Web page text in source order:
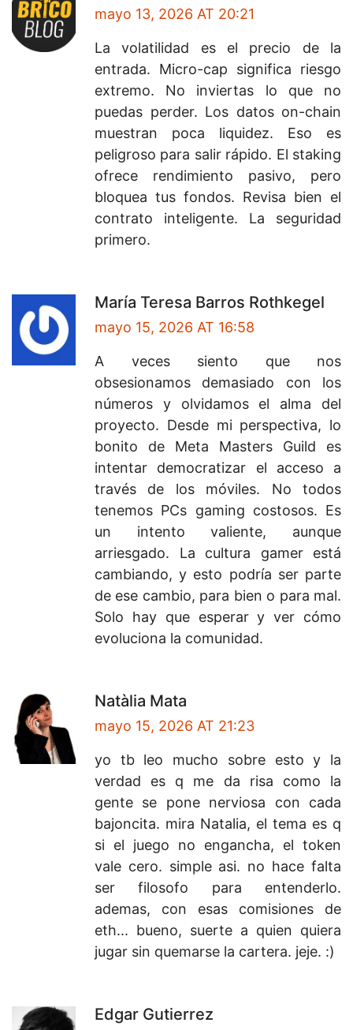
mayo 13, 2026 AT 20:21
La volatilidad es el precio de la
entrada. Micro-cap significa riesgo
extremo. No inviertas lo que no
puedas perder. Los datos on-chain
muestran poca liquidez. Eso es
peligroso para salir rápido. El staking
ofrece rendimiento pasivo, pero
bloquea tus fondos. Revisa bien el
contrato inteligente. La seguridad
primero.
María Teresa Barros Rothkegel
mayo 15, 2026 AT 16:58
A veces siento que nos
obsesionamos demasiado con los
números y olvidamos el alma del
proyecto. Desde mi perspectiva, lo
bonito de Meta Masters Guild es
intentar democratizar el acceso a
través de los móviles. No todos
tenemos PCs gaming costosos. Es
un intento valiente, aunque
arriesgado. La cultura gamer está
cambiando, y esto podría ser parte
de ese cambio, para bien o para mal.
Solo hay que esperar y ver cómo
evoluciona la comunidad.
Natàlia Mata
mayo 15, 2026 AT 21:23
yo tb leo mucho sobre esto y la
verdad es q me da risa como la
gente se pone nerviosa con cada
bajoncita. mira Natalia, el tema es q
si el juego no engancha, el token
vale cero. simple asi. no hace falta
ser filosofo para entenderlo.
ademas, con esas comisiones de
eth... bueno, suerte a quien quiera
jugar sin quemarse la cartera. jeje. :)
Edgar Gutierrez